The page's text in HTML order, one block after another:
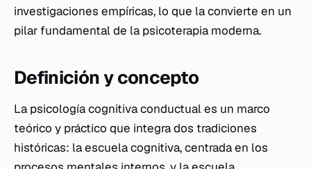
investigaciones empíricas, lo que la convierte en un
pilar fundamental de la psicoterapia moderna.
Definición y concepto
La psicología cognitiva conductual es un marco
teórico y práctico que integra dos tradiciones
históricas: la escuela cognitiva, centrada en los